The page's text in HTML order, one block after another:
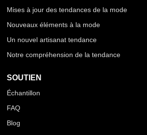
Mises à jour des tendances de la mode
Nouveaux éléments à la mode
Un nouvel artisanat tendance
Notre compréhension de la tendance
SOUTIEN
Échantillon
FAQ
Blog